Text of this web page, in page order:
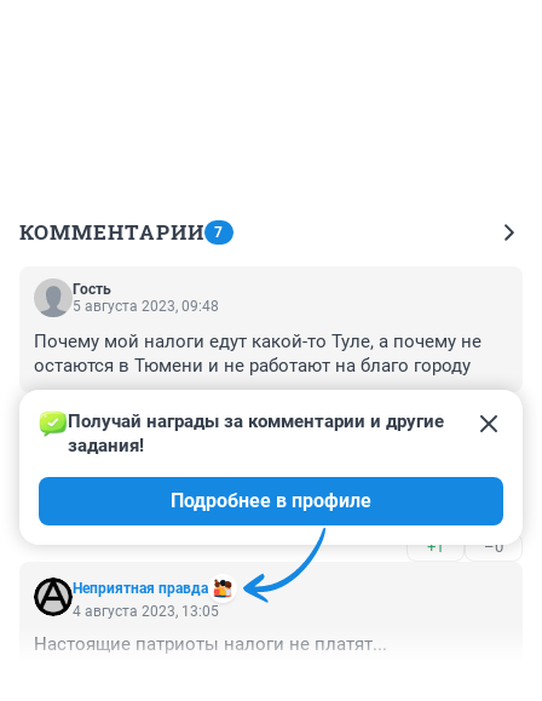
КОММЕНТАРИИ 7
Гость
5 августа 2023, 09:48
Почему мой налоги едут какой-то Туле, а почему не
остаются в Тюмени и не работают на благо городу
Гость
Общаг (налоги) нужно собирать в один котел
+1 –0
Неприятная правда
Получай награды за комментарии и другие
задания!
Подробнее в профиле
4 августа 2023, 13:05
Настоящие патриоты налоги не платят...